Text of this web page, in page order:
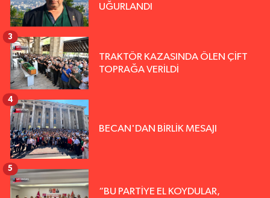
UĞURLANDI
TRAKTÖR KAZASINDA ÖLEN ÇİFT
TOPRAĞA VERİLDİ
3
BECAN'DAN BİRLİK MESAJI
4
“BU PARTİYE EL KOYDULAR,
5